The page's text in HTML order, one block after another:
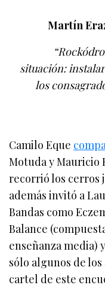
Martín
situación:
los
Camilo Eque
Motuda y Mauricio
recorrió los cerros
además invitó a
Bandas como
Balance
enseñanza media)
sólo algunos de
cartel de este